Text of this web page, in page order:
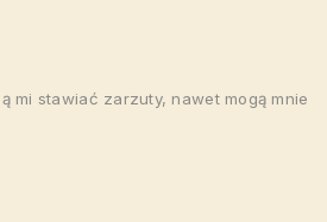
mi stawiać zarzuty, nawet mogą mnie